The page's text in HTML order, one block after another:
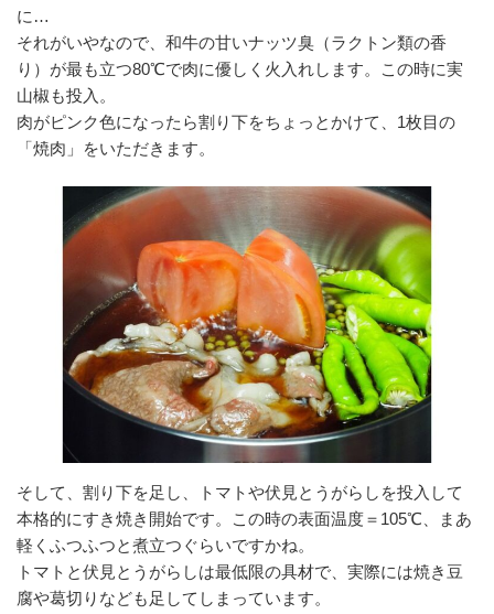
に…
それがいやなので、和牛の甘いナッツ臭（ラクトン類の香
り）が最も立つ80℃で肉に優しく火入れします。この時に実
山椒も投入。
肉がピンク色になったら割り下をちょっとかけて、1枚目の
「焼肉」をいただきます。
そして、割り下を足し、トマトや伏見とうがらしを投入して
本格的にすき焼き開始です。この時の表面温度＝105℃、まあ
軽くふつふつと煮立つぐらいですかね。
トマトと伏見とうがらしは最低限の具材で、実際には焼き豆
腐や葛切りなども足してしまっています。